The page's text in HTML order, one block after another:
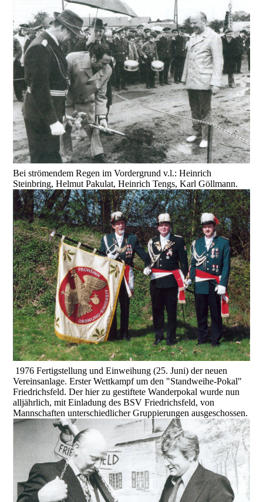
Bei strömendem Regen im Vordergrund v.l.: Heinrich
Steinbring, Helmut Pakulat, Heinrich Tengs, Karl Göllmann.
1976 Fertigstellung und Einweihung (25. Juni) der neuen
Vereinsanlage. Erster Wettkampf um den "Standweihe-Pokal"
Friedrichsfeld. Der hier zu gestiftete Wanderpokal wurde nun
alljährlich, mit Einladung des BSV Friedrichsfeld, von
Mannschaften unterschiedlicher Gruppierungen ausgeschossen.